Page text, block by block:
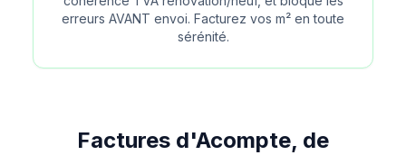
erreurs AVANT envoi. Facturez vos m² en toute
sérénité.
Factures d'Acompte, de